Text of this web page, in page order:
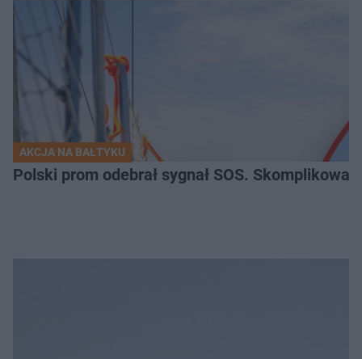
AKCJA NA BAŁTYKU
Polski prom odebrał sygnał SOS.